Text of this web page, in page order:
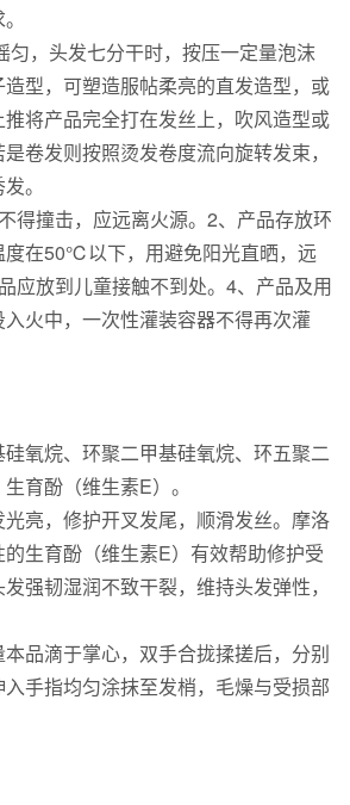
匀，头发七分干时，按压一定量泡沫
型，可塑造服帖柔亮的直发造型，或
将产品完全打在发丝上，吹风造型或
卷发则按照烫发卷度流向旋转发束，
。
得撞击，应远离火源。2、产品存放环
度在50℃以下，用避免阳光直晒，远
应放到儿童接触不到处。4、产品及用
火中，一次性灌装容器不得再次灌
氧烷、环聚二甲基硅氧烷、环五聚二
育酚（维生素E）。
亮，修护开叉发尾，顺滑发丝。摩洛
生育酚（维生素E）有效帮助修护受
强韧湿润不致干裂，维持头发弹性，
品滴于掌心，双手合拢揉搓后，分别
手指均匀涂抹至发梢，毛燥与受损部